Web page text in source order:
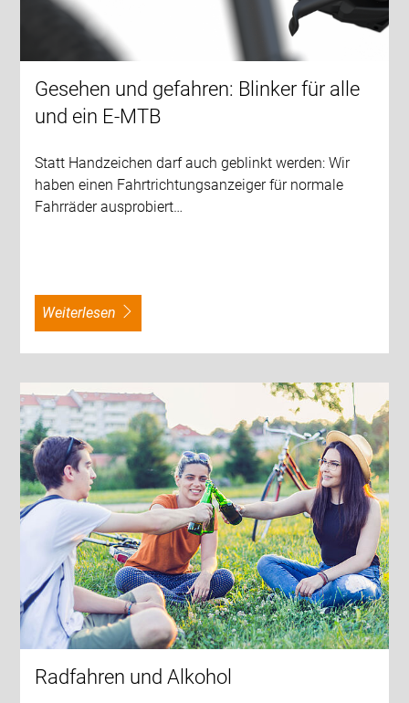
Gesehen und gefahren: Blinker für alle
und ein E-MTB
Statt Handzeichen darf auch geblinkt werden: Wir
haben einen Fahrtrichtungsanzeiger für normale
Fahrräder ausprobiert…
weiterlesen
Radfahren und Alkohol